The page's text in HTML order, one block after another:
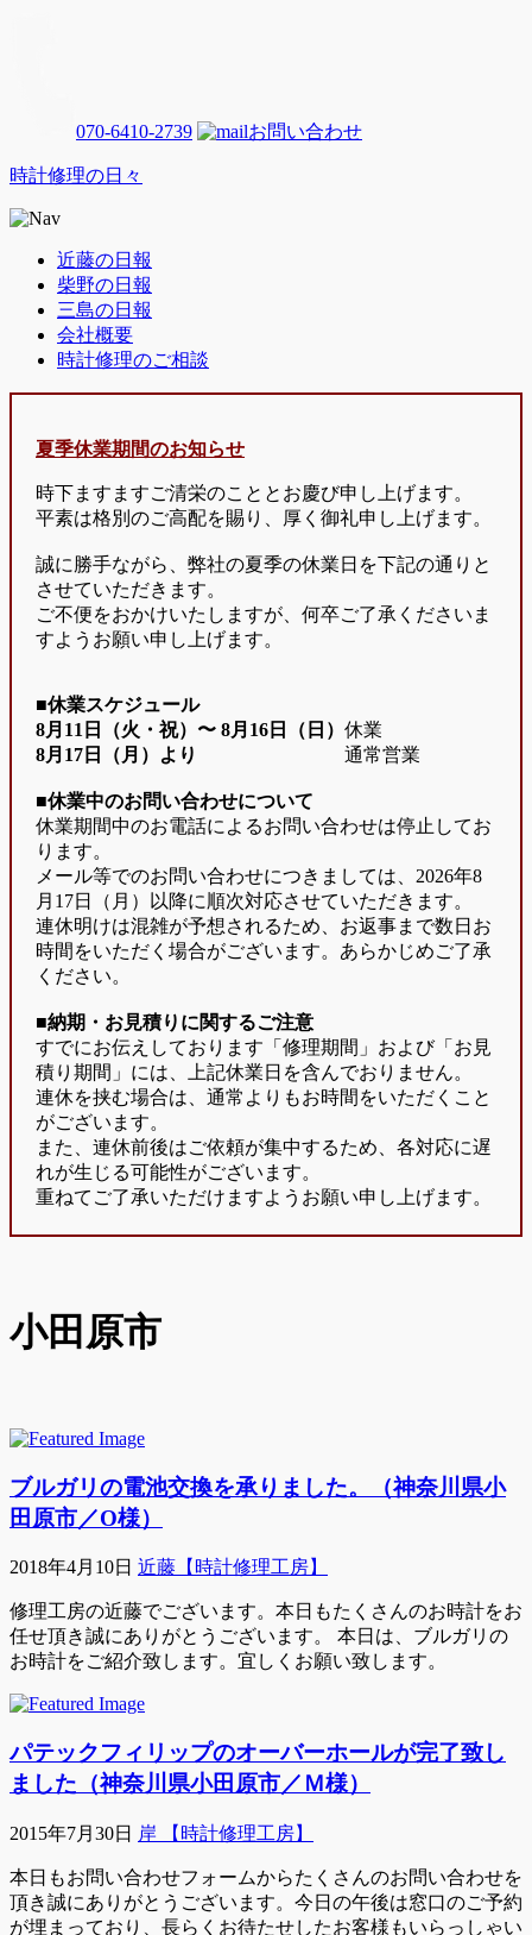
070-6410-2739 お問い合わせ
時計修理の日々
近藤の日報
柴野の日報
三島の日報
会社概要
時計修理のご相談
夏季休業期間のお知らせ
時下ますますご清栄のこととお慶び申し上げます。
平素は格別のご高配を賜り、厚く御礼申し上げます。
誠に勝手ながら、弊社の夏季の休業日を下記の通りと
させていただきます。
ご不便をおかけいたしますが、何卒ご了承くださいま
すようお願い申し上げます。
■休業スケジュール
8月11日（火・祝）〜 8月16日（日） 休業
8月17日（月）より
通常営業
■休業中のお問い合わせについて
休業期間中のお電話によるお問い合わせは停止してお
ります。
メール等でのお問い合わせにつきましては、2026年8
月17日（月）以降に順次対応させていただきます。
連休明けは混雑が予想されるため、お返事まで数日お
時間をいただく場合がございます。あらかじめご了承
ください。
■納期・お見積りに関するご注意
すでにお伝えしております「修理期間」および「お見
積り期間」には、上記休業日を含んでおりません。
連休を挟む場合は、通常よりもお時間をいただくこと
がございます。
また、連休前後はご依頼が集中するため、各対応に遅
れが生じる可能性がございます。
重ねてご了承いただけますようお願い申し上げます。
小田原市
ブルガリの電池交換を承りました。（神奈川県小
田原市／O様）
2018年4月10日 近藤【時計修理工房】
修理工房の近藤でございます。本日もたくさんのお時計をお
任せ頂き誠にありがとうございます。 本日は、ブルガリの
お時計をご紹介致します。宜しくお願い致します。
パテックフィリップのオーバーホールが完了致し
ました（神奈川県小田原市／Ｍ様）
2015年7月30日 岸 【時計修理工房】
本日もお問い合わせフォームからたくさんのお問い合わせを
頂き誠にありがとうございます。今日の午後は窓口のご予約
が埋まっており、長らくお待たせしたお客様もいらっしゃい